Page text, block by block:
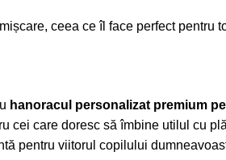
ceea ce îl face perfect pentru
hanoracul personalizat premium
cei care doresc să îmbine utilul cu
pentru viitorul copilului